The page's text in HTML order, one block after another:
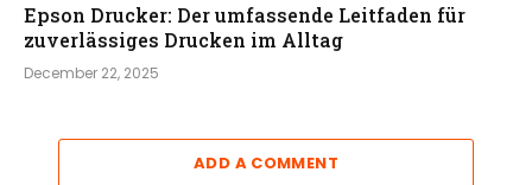
Epson Drucker: Der umfassende Leitfaden für
zuverlässiges Drucken im Alltag
December 22, 2025
ADD A COMMENT